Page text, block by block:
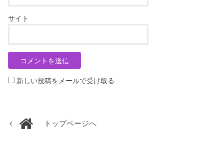
サイト
新しい投稿をメールで受け取る
トップページへ